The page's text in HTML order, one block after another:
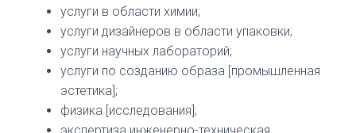
услуги в области химии;
услуги дизайнеров в области упаковки;
услуги научных лабораторий;
услуги по созданию образа [промышленная
эстетика];
физика [исследования];